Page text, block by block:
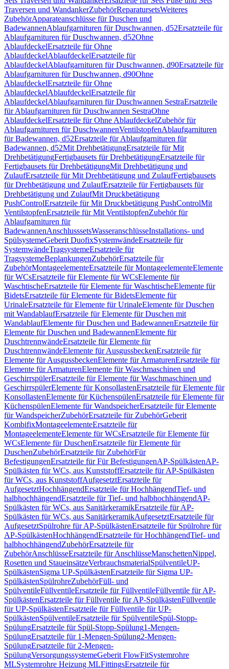
Traversen und WandankerZubehörReparatursetsWeiteres
ZubehörApparateanschlüsse für Duschen und
BadewannenAblaufgarnituren für Duschwannen, d52Ersatzteile für
Ablaufgarnituren für Duschwannen, d52Ohne
AblaufdeckelErsatzteile für Ohne
AblaufdeckelAblaufdeckelErsatzteile für
AblaufdeckelAblaufgarnituren für Duschwannen, d90Ersatzteile für
Ablaufgarnituren für Duschwannen, d90Ohne
AblaufdeckelErsatzteile für Ohne
AblaufdeckelAblaufdeckelErsatzteile für
AblaufdeckelAblaufgarnituren für Duschwannen SestraErsatzteile
für Ablaufgarnituren für Duschwannen SestraOhne
AblaufdeckelErsatzteile für Ohne AblaufdeckelZubehör für
Ablaufgarnituren für DuschwannenVentilstopfenAblaufgarnituren
für Badewannen, d52Ersatzteile für Ablaufgarnituren für
Badewannen, d52Mit DrehbetätigungErsatzteile für Mit
DrehbetätigungFertigbausets für DrehbetätigungErsatzteile für
Fertigbausets für DrehbetätigungMit Drehbetätigung und
ZulaufErsatzteile für Mit Drehbetätigung und ZulaufFertigbausets
für Drehbetätigung und ZulaufErsatzteile für Fertigbausets für
Drehbetätigung und ZulaufMit Druckbetätigung
PushControlErsatzteile für Mit Druckbetätigung PushControlMit
VentilstopfenErsatzteile für Mit VentilstopfenZubehör für
Ablaufgarnituren für
BadewannenAnschlusssetsWasseranschlüsseInstallations- und
SpülsystemeGeberit DuofixSystemwändeErsatzteile für
SystemwändeTragsystemeErsatzteile für
TragsystemeBeplankungenZubehörErsatzteile für
ZubehörMontageelementeErsatzteile für MontageelementeElemente
für WCsErsatzteile für Elemente für WCsElemente für
WaschtischeErsatzteile für Elemente für WaschtischeElemente für
BidetsErsatzteile für Elemente für BidetsElemente für
UrinaleErsatzteile für Elemente für UrinaleElemente für Duschen
mit WandablaufErsatzteile für Elemente für Duschen mit
WandablaufElemente für Duschen und BadewannenErsatzteile für
Elemente für Duschen und BadewannenElemente für
DuschtrennwändeErsatzteile für Elemente für
DuschtrennwändeElemente für AusgussbeckenErsatzteile für
Elemente für AusgussbeckenElemente für ArmaturenErsatzteile für
Elemente für ArmaturenElemente für Waschmaschinen und
GeschirrspülerErsatzteile für Elemente für Waschmaschinen und
GeschirrspülerElemente für KonsollastenErsatzteile für Elemente für
KonsollastenElemente für KüchenspülenErsatzteile für Elemente für
KüchenspülenElemente für WandspeicherErsatzteile für Elemente
für WandspeicherZubehörErsatzteile für ZubehörGeberit
KombifixMontageelementeErsatzteile für
MontageelementeElemente für WCsErsatzteile für Elemente für
WCsElemente für DuschenErsatzteile für Elemente für
DuschenZubehörErsatzteile für ZubehörFür
BefestigungenErsatzteile für Für BefestigungenAP-SpülkästenAP-
Spülkästen für WCs, aus KunststoffErsatzteile für AP-Spülkästen
für WCs, aus KunststoffAufgesetztErsatzteile für
AufgesetztHochhängendErsatzteile für HochhängendTief- und
halbhochhängendErsatzteile für Tief- und halbhochhängendAP-
Spülkästen für WCs, aus SanitärkeramikErsatzteile für AP-
Spülkästen für WCs, aus SanitärkeramikAufgesetztErsatzteile für
AufgesetztSpülrohre für AP-SpülkästenErsatzteile für Spülrohre für
AP-SpülkästenHochhängendErsatzteile für HochhängendTief- und
halbhochhängendZubehörErsatzteile für
ZubehörAnschlüsseErsatzteile für AnschlüsseManschettenNippel,
Rosetten und StaueinsätzeVerbrauchsmaterialSpülventileUP-
SpülkästenSigma UP-SpülkästenErsatzteile für Sigma UP-
SpülkästenSpülrohreZubehörFüll- und
SpülventileFüllventileErsatzteile für FüllventileFüllventile für AP-
SpülkästenErsatzteile für Füllventile für AP-SpülkästenFüllventile
für UP-SpülkästenErsatzteile für Füllventile für UP-
SpülkästenSpülventileErsatzteile für SpülventileSpül-Stopp-
SpülungErsatzteile für Spül-Stopp-Spülung1-Mengen-
SpülungErsatzteile für 1-Mengen-Spülung2-Mengen-
SpülungErsatzteile für 2-Mengen-
SpülungVersorgungssystemeGeberit FlowFitSystemrohre
MLSystemrohre Heizung MLFittingsErsatzteile für